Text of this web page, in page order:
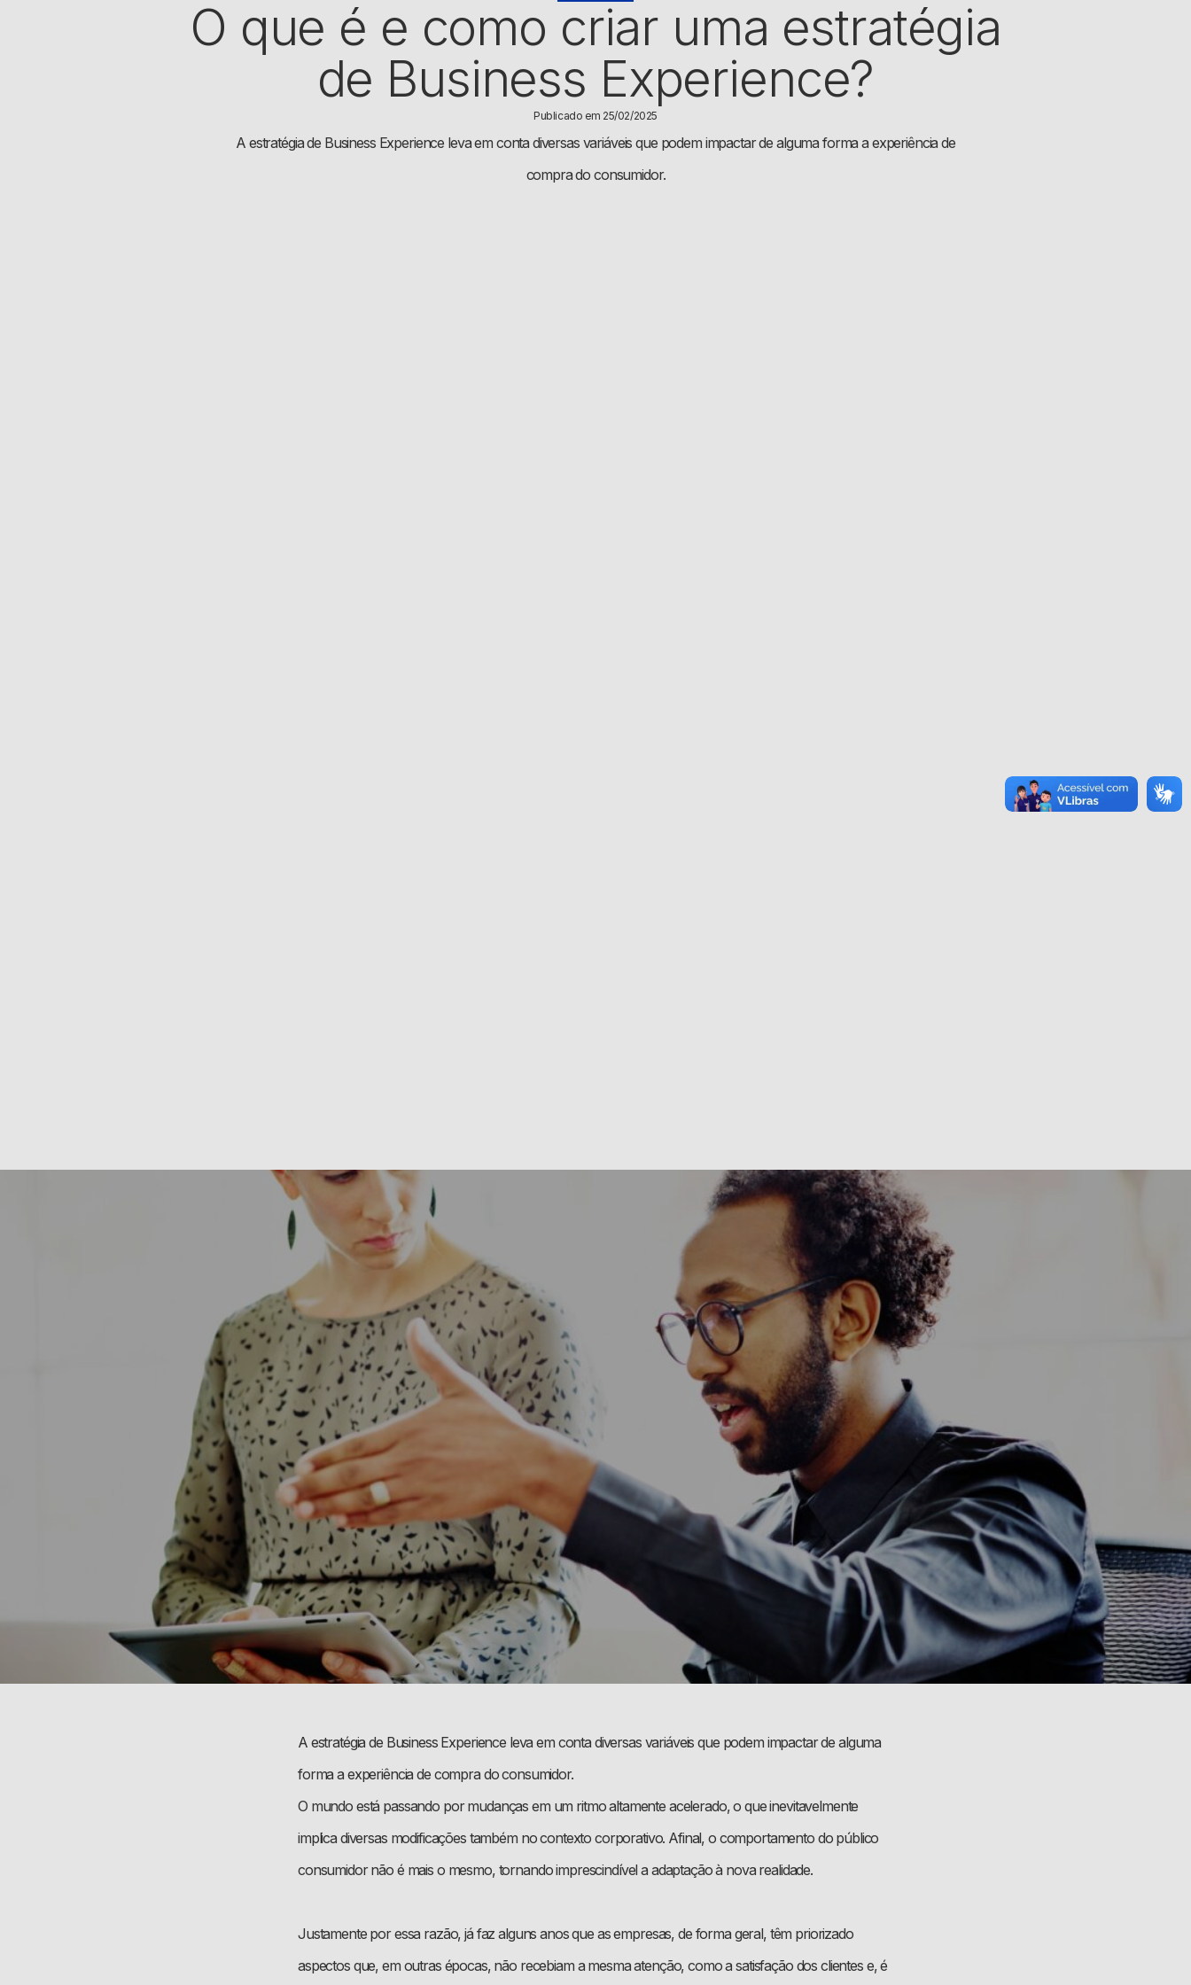
O que é e como criar uma estratégia
de Business Experience?
Publicado em 25/02/2025
A estratégia de Business Experience leva em conta diversas variáveis que podem impactar de alguma forma a experiência de
compra do consumidor.
A estratégia de Business Experience leva em conta diversas variáveis que podem impactar de alguma
forma a experiência de compra do consumidor.
O mundo está passando por mudanças em um ritmo altamente acelerado, o que inevitavelmente
implica diversas modificações também no contexto corporativo. Afinal, o comportamento do público
consumidor não é mais o mesmo, tornando imprescindível a adaptação à nova realidade.
Justamente por essa razão, já faz alguns anos que as empresas, de forma geral, têm priorizado
aspectos que, em outras épocas, não recebiam a mesma atenção, como a satisfação dos clientes e, é